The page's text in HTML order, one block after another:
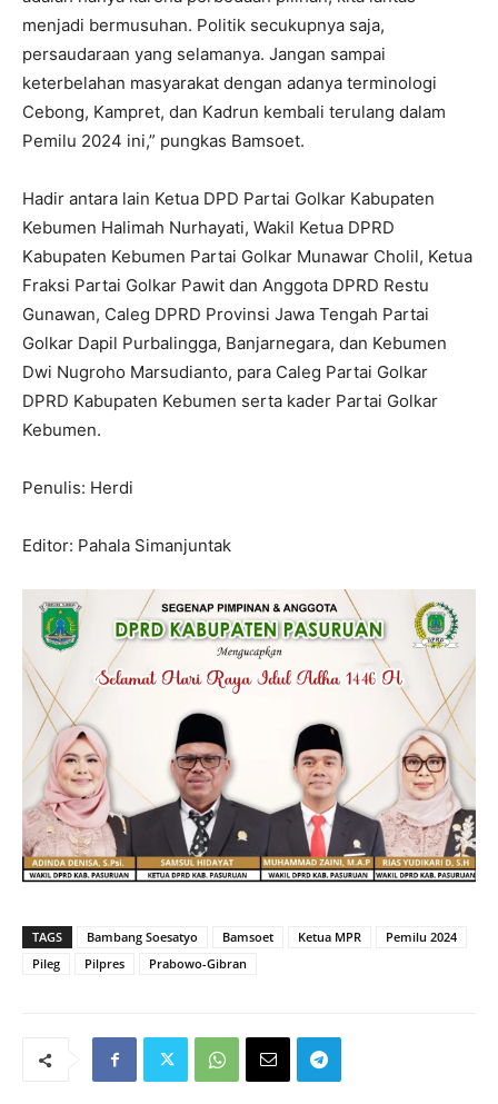
menjadi bermusuhan. Politik secukupnya saja,
persaudaraan yang selamanya. Jangan sampai
keterbelahan masyarakat dengan adanya terminologi
Cebong, Kampret, dan Kadrun kembali terulang dalam
Pemilu 2024 ini,” pungkas Bamsoet.
Hadir antara lain Ketua DPD Partai Golkar Kabupaten
Kebumen Halimah Nurhayati, Wakil Ketua DPRD
Kabupaten Kebumen Partai Golkar Munawar Cholil, Ketua
Fraksi Partai Golkar Pawit dan Anggota DPRD Restu
Gunawan, Caleg DPRD Provinsi Jawa Tengah Partai
Golkar Dapil Purbalingga, Banjarnegara, dan Kebumen
Dwi Nugroho Marsudianto, para Caleg Partai Golkar
DPRD Kabupaten Kebumen serta kader Partai Golkar
Kebumen.
Penulis: Herdi
Editor: Pahala Simanjuntak
TAGS Bambang Soesatyo Bamsoet Ketua MPR
Pemilu 2024
Pileg
Pilpres Prabowo-Gibran